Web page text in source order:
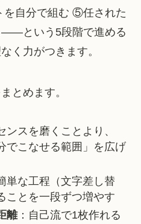
自分で組む ⑤任された
——という5段階で進める
く力がつきます。
とめます。
ンスを磨くことより、
でこなせる範囲」を広げ
単な工程（文字差し替
ことを一段ずつ増やす
離：自己流で1枚作れる